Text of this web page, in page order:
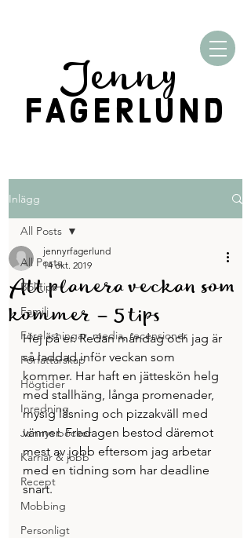
Jenny
FAGERLUND
Inlägg
All Posts
Boktips
Familj
Föreläsningar, media, recensioner
Författarskap
Högtider
Inredning
Jennys böcker
Karriär & jobb
Recept
Mobbing
Personligt
All Posts
Att planera veckan som
kommer – 5 tips
jennyrfagerlund
14 okt. 2019
Hej på er. Redan måndag och jag är
så laddad inför veckan som
kommer. Har haft en jätteskön helg
med stallhäng, långa promenader,
mysig läsning och pizzakväll med
vänner. Fredagen bestod däremot
mest av jobb eftersom jag arbetar
med en tidning som har deadline
snart.